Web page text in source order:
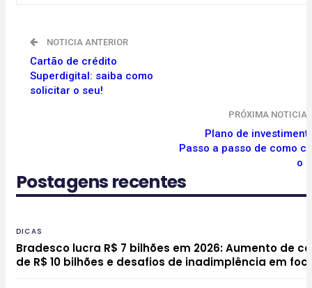
NOTICIA ANTERIOR
Cartão de crédito
Superdigital: saiba como
solicitar o seu!
PRÓXIMA NOTICIA
Plano de
Passo a passo de como
o
Postagens recentes
DICAS
Bradesco lucra R$ 7 bilhões em 2026: Aumento de
de R$ 10 bilhões e desafios de inadimplência em